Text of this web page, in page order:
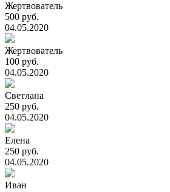
Жертвователь
500 руб.
04.05.2020
Жертвователь
100 руб.
04.05.2020
Светлана
250 руб.
04.05.2020
Елена
250 руб.
04.05.2020
Иван